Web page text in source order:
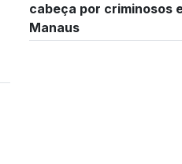
cabeça por criminosos
Manaus